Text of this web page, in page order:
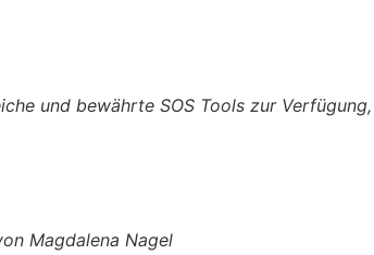
und bewährte SOS Tools zur
Magdalena Nagel